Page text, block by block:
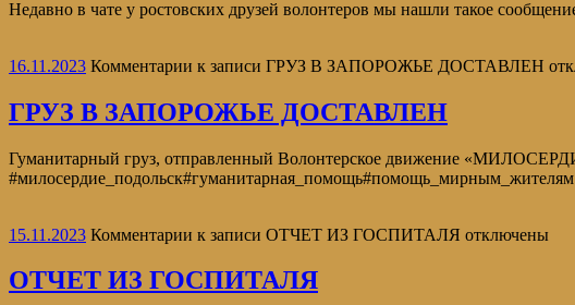
Недавно в чате у ростовских друзей волонтеров мы нашли такое
16.11.2023 Комментарии к записи ГРУЗ В ЗАПОРОЖЬЕ ДОСТАВЛЕН
ГРУЗ В ЗАПОРОЖЬЕ ДОСТАВЛЕН
Гуманитарный груз, отправленный Волонтерское движение
#милосердие_подольск#гуманитарная_помощь#помощь_мирным_жителям
15.11.2023 Комментарии к записи ОТЧЕТ ИЗ ГОСПИТАЛЯ отключены
ОТЧЕТ ИЗ ГОСПИТАЛЯ